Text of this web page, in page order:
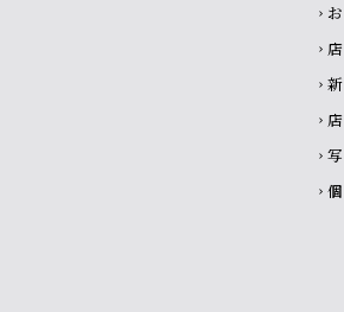
chevron_right
chevron_right
chevron_right
chevron_right
chevron_right
chevron_right